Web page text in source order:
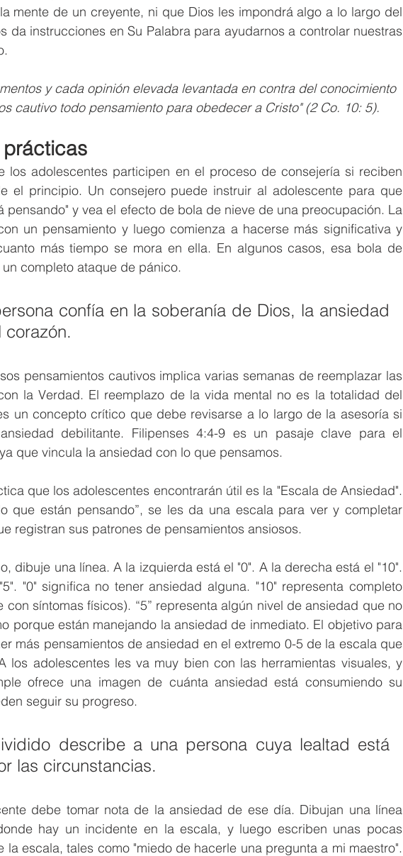
mente de un creyente, ni que Dios les impondrá algo a lo largo del
da instrucciones en Su Palabra para ayudarnos a controlar nuestras
y cada opinión elevada levantada en contra del conocimiento
cautivo todo pensamiento para obedecer a Cristo" (2 Co. 10: 5).
prácticas
los adolescentes participen en el proceso de consejería si reciben
el principio. Un consejero puede instruir al adolescente para que
pensando" y vea el efecto de bola de nieve de una preocupación. La
un pensamiento y luego comienza a hacerse más significativa y
más tiempo se mora en ella. En algunos casos, esa bola de
completo ataque de pánico.
confía en la soberanía de Dios, la ansiedad
corazón.
pensamientos cautivos implica varias semanas de reemplazar las
la Verdad. El reemplazo de la vida mental no es la totalidad del
un concepto crítico que debe revisarse a lo largo de la asesoría si
debilitante. Filipenses 4:4-9 es un pasaje clave para el
que vincula la ansiedad con lo que pensamos.
que los adolescentes encontrarán útil es la "Escala de Ansiedad".
que están pensando”, se les da una escala para ver y completar
registran sus patrones de pensamientos ansiosos.
dibuje una línea. A la izquierda está el "0". A la derecha está el "10".
"0" significa no tener ansiedad alguna. "10" representa completo
con síntomas físicos). “5” representa algún nivel de ansiedad que no
porque están manejando la ansiedad de inmediato. El objetivo para
más pensamientos de ansiedad en el extremo 0-5 de la escala que
los adolescentes les va muy bien con las herramientas visuales, y
ofrece una imagen de cuánta ansiedad está consumiendo su
seguir su progreso.
describe a una persona cuya lealtad está
las circunstancias.
debe tomar nota de la ansiedad de ese día. Dibujan una línea
hay un incidente en la escala, y luego escriben unas pocas
la escala, tales como "miedo de hacerle una pregunta a mi maestro".